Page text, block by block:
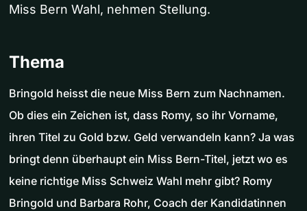
Miss Bern Wahl, nehmen Stellung.
Thema
Bringold heisst die neue Miss Bern zum Nachnamen.
Ob dies ein Zeichen ist, dass Romy, so ihr Vorname,
ihren Titel zu Gold bzw. Geld verwandeln kann? Ja was
bringt denn überhaupt ein Miss Bern-Titel, jetzt wo es
keine richtige Miss Schweiz Wahl mehr gibt? Romy
Bringold und Barbara Rohr, Coach der Kandidatinnen